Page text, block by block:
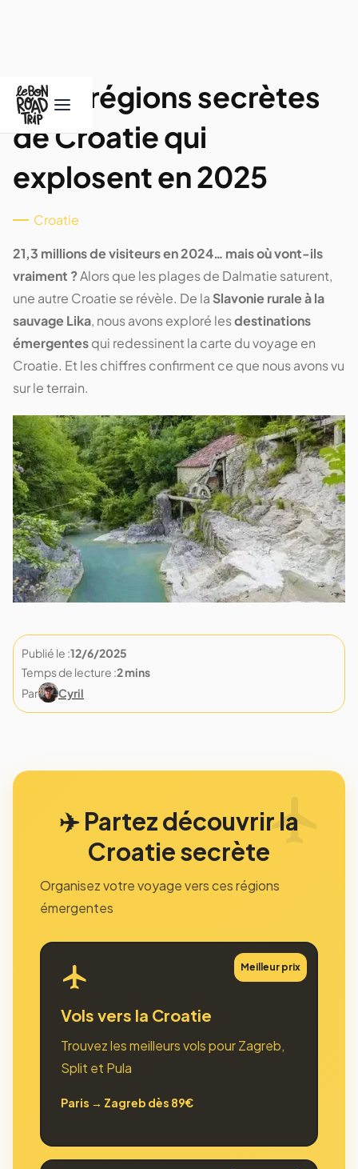
Les 5 régions secrètes
de Croatie qui
explosent en 2025
Croatie
21,3 millions de visiteurs en 2024… mais où vont-ils
vraiment ?Alors que les plages de Dalmatie saturent,
une autre Croatie se révèle. De la Slavonie rurale à la
sauvage Lika, nous avons exploré lesdestinations
émergentesqui redessinent la carte du voyage en
Croatie. Et les chiffres confirment ce que nous avons vu
sur le terrain.
Publié le :12/6/2025
Temps de lecture :2 mins
Par
Cyril
✈️ Partez découvrir la
Croatie secrète
Organisez votre voyage vers ces régions
émergentes
Meilleur prix
Vols vers la Croatie
Trouvez les meilleurs vols pour Zagreb,
Split et Pula
Paris → Zagreb dès 89€